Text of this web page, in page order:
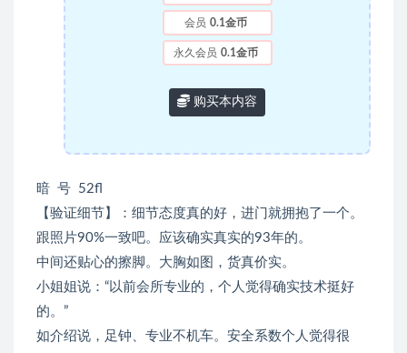
会员 0.1金币
永久会员 0.1金币
购买本内容
暗 号 52fl
【验证细节】：细节态度真的好，进门就拥抱了一个。
跟照片90%一致吧。应该确实真实的93年的。
中间还贴心的擦脚。大胸如图，货真价实。
小姐姐说：“以前会所专业的，个人觉得确实技术挺好
的。”
如介绍说，足钟、专业不机车。安全系数个人觉得很